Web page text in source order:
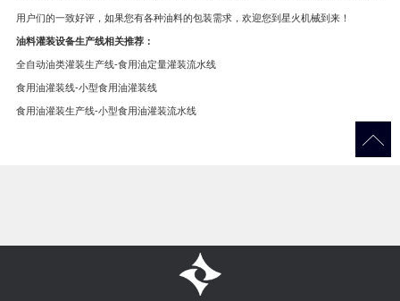
用户们的一致好评，如果您有各种油料的包装需求，欢迎您到星火机械到来！
油料灌装设备生产线相关推荐：
全自动油类灌装生产线-食用油定量灌装流水线
食用油灌装线-小型食用油灌装线
食用油灌装生产线-小型食用油灌装流水线